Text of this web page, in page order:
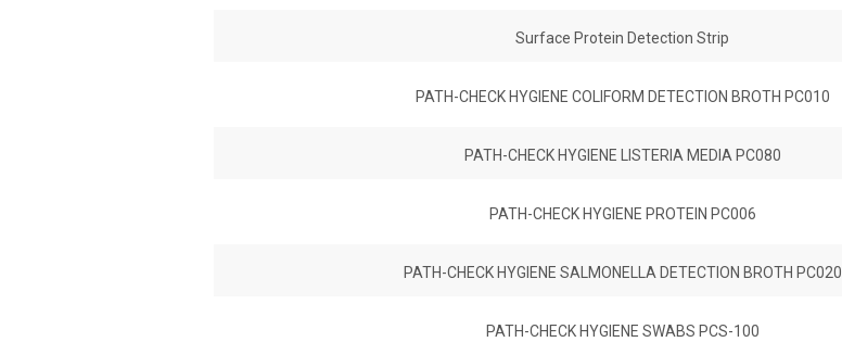
Surface Protein Detection Strip
PATH-CHECK HYGIENE COLIFORM DETECTION BROTH PC010
PATH-CHECK HYGIENE LISTERIA MEDIA PC080
PATH-CHECK HYGIENE PROTEIN PC006
PATH-CHECK HYGIENE SALMONELLA DETECTION BROTH PC020
PATH-CHECK HYGIENE SWABS PCS-100